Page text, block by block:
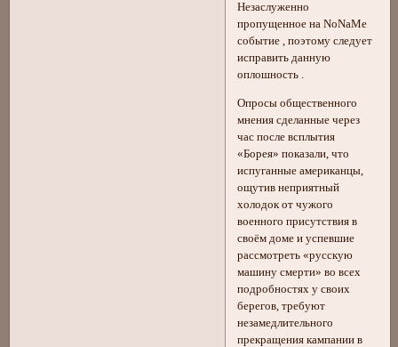
Незаслуженно
пропущенное на NoNaMe
событие , поэтому следует
исправить данную
оплошность .
Опросы общественного
мнения сделанные через
час после всплытия
«Борея» показали, что
испуганные американцы,
ощутив неприятный
холодок от чужого
военного присутствия в
своём доме и успевшие
рассмотреть «русскую
машину смерти» во всех
подробностях у своих
берегов, требуют
незамедлительного
прекращения кампании в